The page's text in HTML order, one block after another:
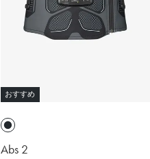
おすすめ
Abs 2